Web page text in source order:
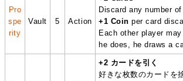
Pro
spe
rity
Vault 5 Action
Discard any number
+1 Coin per card
Each other player
he does, he draws a
+2 カードを引く
好きな枚数のカードを